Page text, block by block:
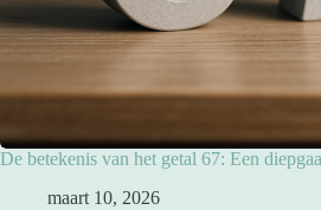
De betekenis van het getal 67: Een
maart 10, 2026